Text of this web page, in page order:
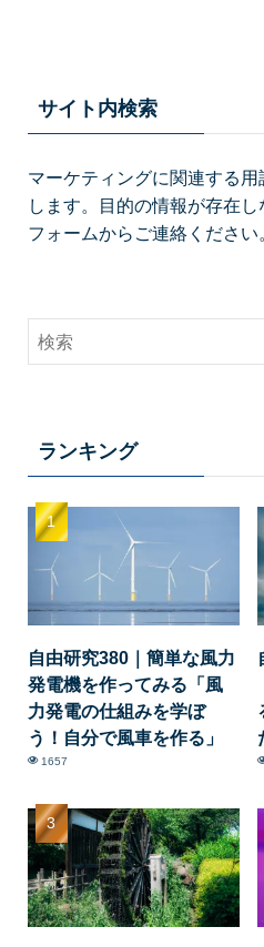
サイト内検索
マーケティングに関連する
します。目的の情報が存在
フォームからご連絡ください
ランキング
自由研究380｜簡単な風力
発電機を作ってみる「風
力発電の仕組みを学ぼ
う！自分で風車を作る」
1657